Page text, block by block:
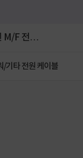
M/F 전원
/기타 전원 케이블